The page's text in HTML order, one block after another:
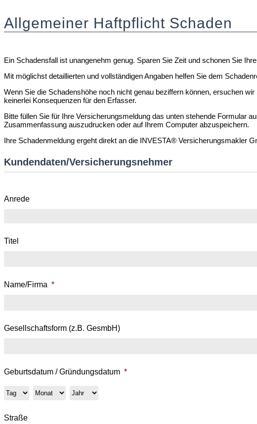
Allgemeiner Haftpflicht Schaden
Ein Schadensfall ist unangenehm genug. Sparen Sie Zeit und schonen Sie
Mit möglichst detaillierten und vollständigen Angaben helfen Sie dem
Wenn Sie die Schadenshöhe noch nicht genau beziffern können, ersuchen
keinerlei Konsequenzen für den Erfasser.
Bitte füllen Sie für Ihre Versicherungsmeldung das unten stehende Formular
Zusammenfassung auszudrucken oder auf Ihrem Computer abzuspeichern.
Ihre Schadenmeldung ergeht direkt an die INVESTA® Versicherungsmakler
Kundendaten/Versicherungsnehmer
Anrede
Titel
Name/Firma *
Gesellschaftsform (z.B. GesmbH)
Geburtsdatum / Gründungsdatum *
Tag Monat Jahr
Straße